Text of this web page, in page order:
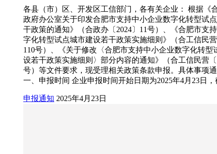
各县（市）区、开发区工信部门，各有关企业： 根据《
政府办公室关于印发合肥市支持中小企业数字化转型试
干政策的通知》（合政办〔2024〕11号）、《合肥市支
字化转型试点城市建设若干政策实施细则》（合工信民
110号）、《关于修改〈合肥市支持中小企业数字化转型
设若干政策实施细则〉部分内容的通知》（合工信民营〔
号）等文件要求，现受理相关政策条款申报。具体事项
一、申报时间 企业申报时间开始日期为2025年4月23日
申报通知 2025年4月23日